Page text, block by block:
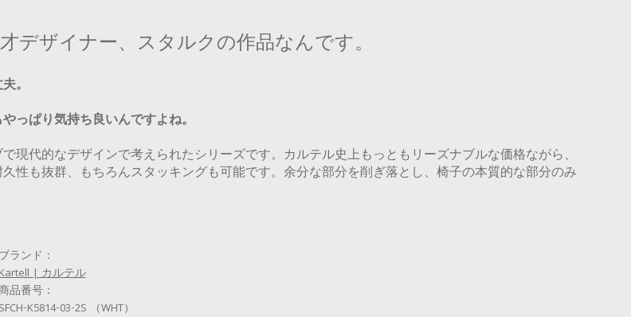
デザイナー、スタルクの作品なんです。
。
っぱり気持ち良いんですよね。
代的なデザインで考えられたシリーズです。カルテル史上もっともリーズナブルな価格ながら、
性も抜群、もちろんスタッキングも可能です。余分な部分を削ぎ落とし、椅子の本質的な部分のみ
ブランド：
| カルテル
品番号：
SFCH-K5814-03-2S （WHT）